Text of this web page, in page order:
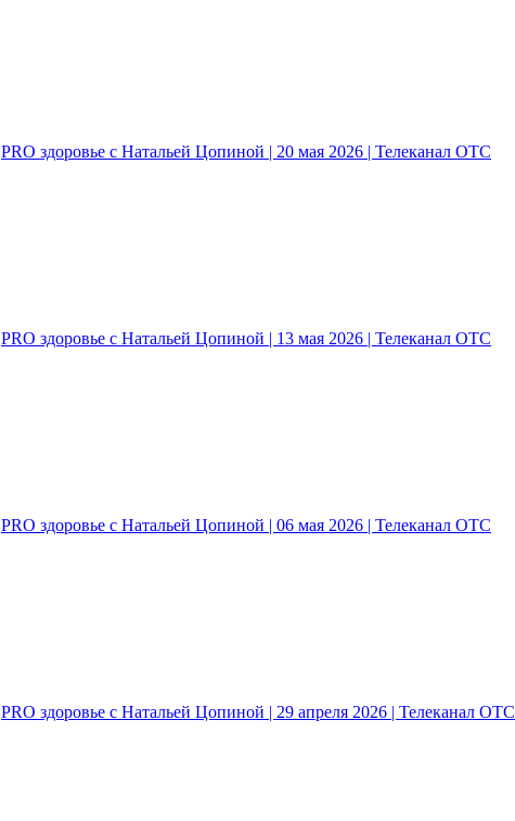
PRO здоровье с Натальей Цопиной | 20 мая 2026 | Телеканал ОТС
PRO здоровье с Натальей Цопиной | 13 мая 2026 | Телеканал ОТС
PRO здоровье с Натальей Цопиной | 06 мая 2026 | Телеканал ОТС
PRO здоровье с Натальей Цопиной | 29 апреля 2026 | Телеканал ОТС